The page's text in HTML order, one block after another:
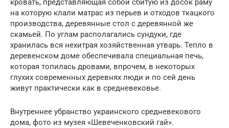
кровать, представляющая собой сбитую из досок раму
на которую клали матрас из перьев и отходов ткацкого
производства, деревянные стол с деревянной же
скамьей. По углам располагались сундуки, где
хранилась вся нехитрая хозяйственная утварь. Тепло в
деревенском доме обеспечивала специальная печь,
которая топилась дровами, впрочем, в некоторых
глухих современных деревнях люди и по сей день
живут практически как в средневековье.
Внутреннее убранство украинского средневекового
дома, фото из музея «Шевеченковский гай».